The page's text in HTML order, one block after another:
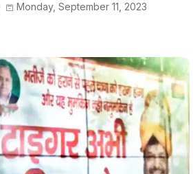
Monday, September 11, 2023